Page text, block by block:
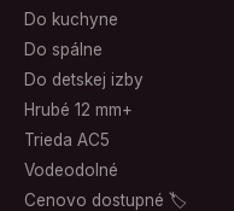
Do kuchyne
Do spálne
Do detskej izby
Hrubé 12 mm+
Trieda AC5
Vodeodolné
Cenovo dostupné 🏷